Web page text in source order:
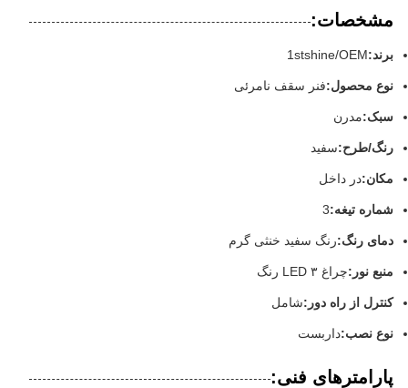
مشخصات:
برند:1stshine/OEM
نوع محصول:فنر سقف نامرئی
سبک:مدرن
رنگ/طرح:سفید
مکان:در داخل
شماره تیغه:3
دمای رنگ:رنگ سفید خنثی گرم
منبع نور: چراغ LED ۳ رنگ
کنترل از راه دور: شامل
نوع نصب:داربست
پارامترهای فنی: